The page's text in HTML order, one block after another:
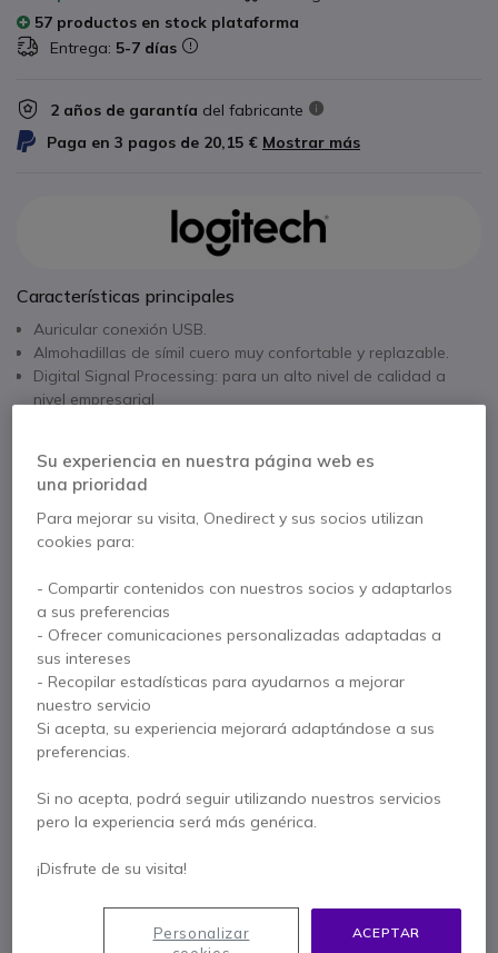
57 productos en stock plataforma
Entrega: 5-7 días
2 años de garantía del fabricante
Paga en 3 pagos de 20,15 € Mostrar más
Características principales
Auricular conexión USB.
Almohadillas de símil cuero muy confortable y replazable.
Digital Signal Processing: para un alto nivel de calidad a
nivel empresarial
Audio de banda ancha
Ajustes en el cable
Optimizado: con los estándares de Lync, Skype y Cisco.
Versión mono
Contacte a nuestros expertos - Linea gratuita
900 80 26 26
Descripción producto
Los auriculares H570e de Logitech
comunicación a través de Internet (conexión puerto
USB). Sencillos, pero robustos con un calidad superior
La
Su experiencia en nuestra página web es
una prioridad
Para mejorar su visita, Onedirect y sus socios utilizan
cookies para:
- Compartir contenidos con nuestros socios y adaptarlos
a sus preferencias
- Ofrecer comunicaciones personalizadas adaptadas a
sus intereses
- Recopilar estadísticas para ayudarnos a mejorar
nuestro servicio
Si acepta, su experiencia mejorará adaptándose a sus
preferencias.
Si no acepta, podrá seguir utilizando nuestros servicios
pero la experiencia será más genérica.
¡Disfrute de su visita!
ACEPTAR
Personalizar